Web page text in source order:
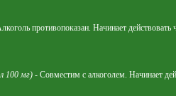
противопоказан. Начинает
100 мг) - Совместим с алкоголем. Начинает